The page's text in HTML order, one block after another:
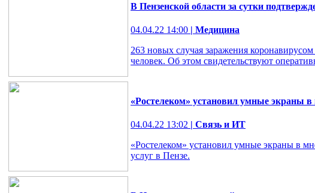
В Пензенской области за сутки
04.04.22 14:00 | Медицина
263 новых случая заражения
человек. Об этом свидетельствуют
«Ростелеком» установил умные экраны
04.04.22 13:02 | Связь и ИТ
«Ростелеком» установил умные экраны в
услуг в Пензе.